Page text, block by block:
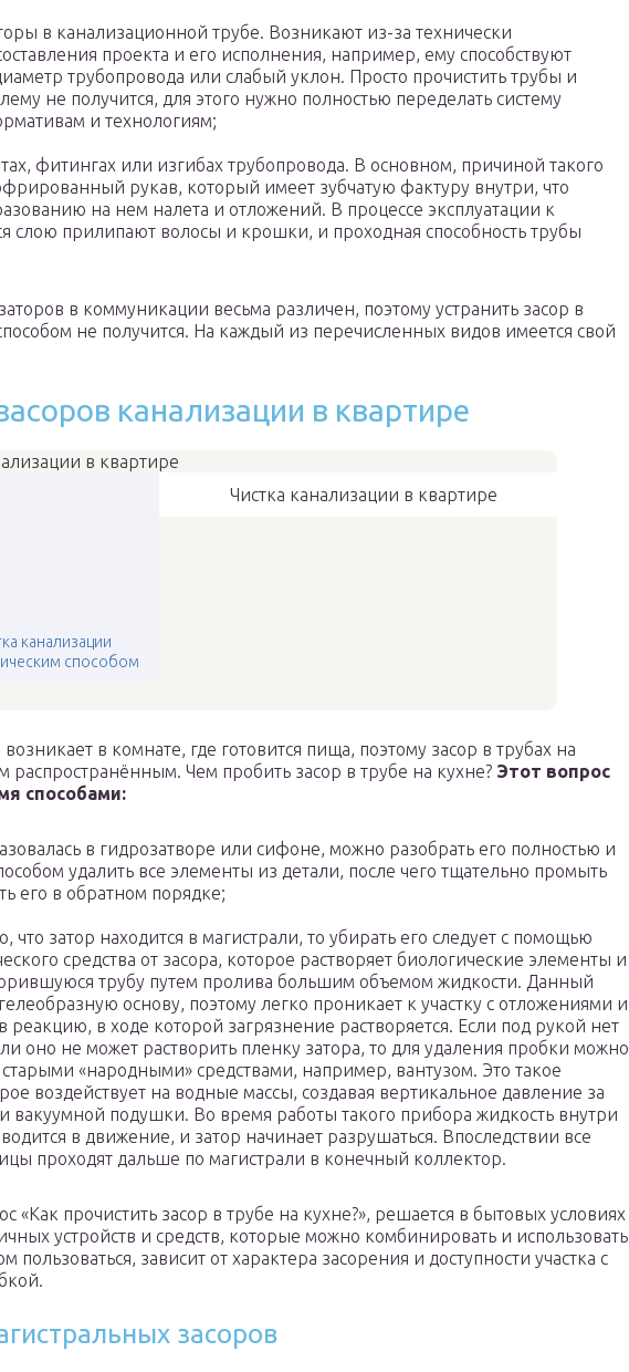
в канализационной трубе. Возникают из-за технически
проекта и его исполнения, например, ему способствуют
трубопровода или слабый уклон. Просто прочистить трубы и
не получится, для этого нужно полностью переделать систему
и технологиям;
фитингах или изгибах трубопровода. В основном, причиной такого
рукав, который имеет зубчатую фактуру внутри, что
на нем налета и отложений. В процессе эксплуатации к
слою прилипают волосы и крошки, и проходная способность трубы
в коммуникации весьма различен, поэтому устранить засор в
не получится. На каждый из перечисленных видов имеется свой
канализации в квартире
канализации
способом
Чистка канализации в квартире
в комнате, где готовится пища, поэтому засор в трубах на
распространённым. Чем пробить засор в трубе на кухне? Этот вопрос
способами:
в гидрозатворе или сифоне, можно разобрать его полностью и
удалить все элементы из детали, после чего тщательно промыть
его в обратном порядке;
что затор находится в магистрали, то убирать его следует с помощью
средства от засора, которое растворяет биологические элементы и
трубу путем пролива большим объемом жидкости. Данный
основу, поэтому легко проникает к участку с отложениями и
реакцию, в ходе которой загрязнение растворяется. Если под рукой нет
оно не может растворить пленку затора, то для удаления пробки можно
старыми «народными» средствами, например, вантузом. Это такое
воздействует на водные массы, создавая вертикальное давление за
вакуумной подушки. Во время работы такого прибора жидкость внутри
в движение, и затор начинает разрушаться. Впоследствии все
проходят дальше по магистрали в конечный коллектор.
«Как прочистить засор в трубе на кухне?», решается в бытовых условиях
устройств и средств, которые можно комбинировать и использовать
пользоваться, зависит от характера засорения и доступности участка с
засоров